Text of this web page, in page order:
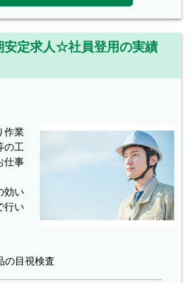
安定求人☆社員登用の実績
作業
の工
仕事
効い
行い
の目視検査